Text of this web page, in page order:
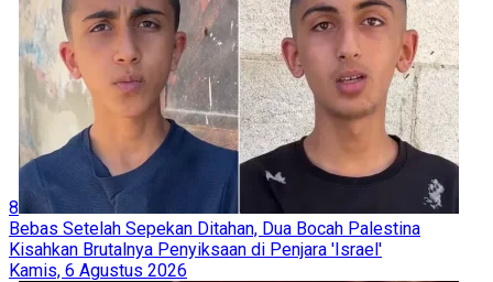
8
Bebas Setelah Sepekan Ditahan, Dua Bocah Palestina
Kisahkan Brutalnya Penyiksaan di Penjara 'Israel'
Kamis, 6 Agustus 2026